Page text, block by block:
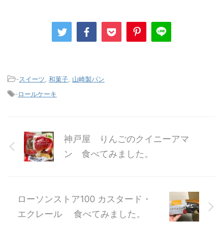
-スイーツ 和菓子 山崎製パン
-ロールケーキ
神戸屋 りんごのクイニーアマ
ン 食べてみました。
ローソンストア100 カスタード・
エクレール 食べてみました。